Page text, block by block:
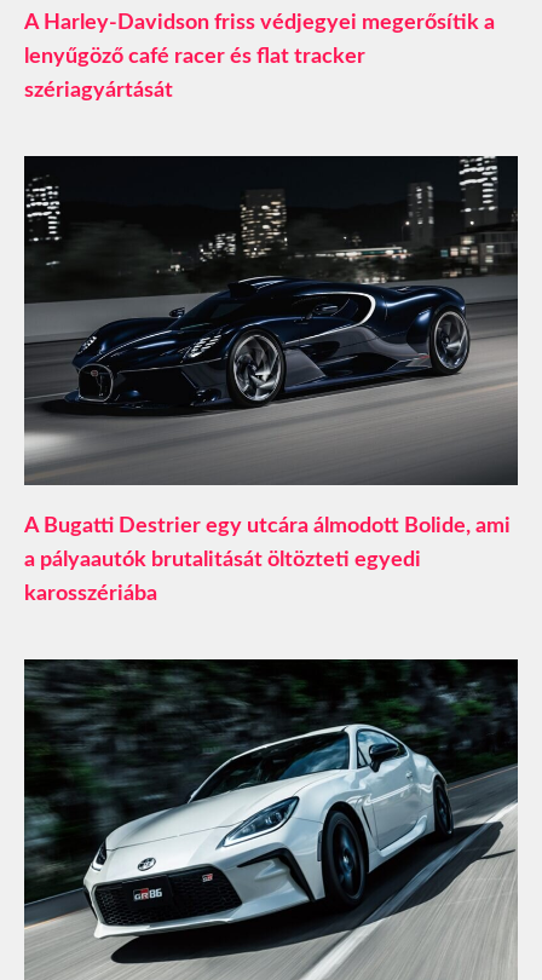
A Harley-Davidson friss védjegyei megerősítik a
lenyűgöző café racer és flat tracker
szériagyártását
A Bugatti Destrier egy utcára álmodott Bolide, ami
a pályaautók brutalitását öltözteti egyedi
karosszériába